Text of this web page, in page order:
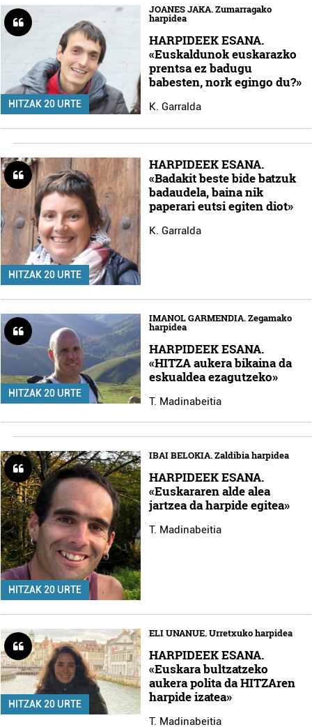
HITZAK 20 URTE
JOANES JAKA. Zumarragako
harpidea
HARPIDEEK ESANA.
«Euskaldunok euskarazko
prentsa ez badugu
babesten, nork egingo du?»
K. Garralda
HITZAK 20 URTE
HARPIDEEK ESANA.
«Badakit beste bide batzuk
badaudela, baina nik
paperari eutsi egiten diot»
K. Garralda
HITZAK 20 URTE
IMANOL GARMENDIA. Zegamako
harpidea
HARPIDEEK ESANA.
«HITZA aukera bikaina da
eskualdea ezagutzeko»
T. Madinabeitia
HITZAK 20 URTE
IBAI BELOKIA. Zaldibia harpidea
HARPIDEEK ESANA.
«Euskararen alde alea
jartzea da harpide egitea»
T. Madinabeitia
HITZAK 20 URTE
ELI UNANUE. Urretxuko harpidea
HARPIDEEK ESANA.
«Euskara bultzatzeko
aukera polita da HITZAren
harpide izatea»
T. Madinabeitia